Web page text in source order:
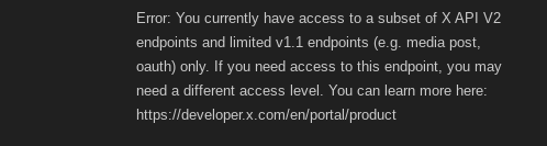
Error: You currently have access to a subset of X API V2
endpoints and limited v1.1 endpoints (e.g. media post,
oauth) only. If you need access to this endpoint, you may
need a different access level. You can learn more here:
https://developer.x.com/en/portal/product